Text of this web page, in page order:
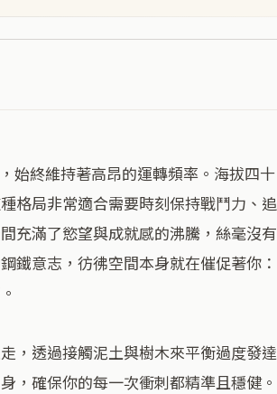
格局非常適合需要時刻保持戰鬥力、追
充滿了慾望與成就感的沸騰，絲毫沒有
鐵意志，彷彿空間本身就在催促著你：
，透過接觸泥土與樹木來平衡過度發達
，確保你的每一次衝刺都精準且穩健。